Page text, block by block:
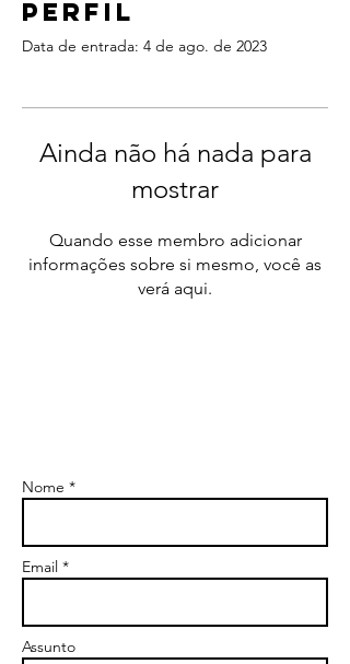
Perfil
Data de entrada: 4 de ago. de 2023
Ainda não há nada para
mostrar
Quando esse membro adicionar
informações sobre si mesmo, você as
verá aqui.
Nome *
Email *
Assunto